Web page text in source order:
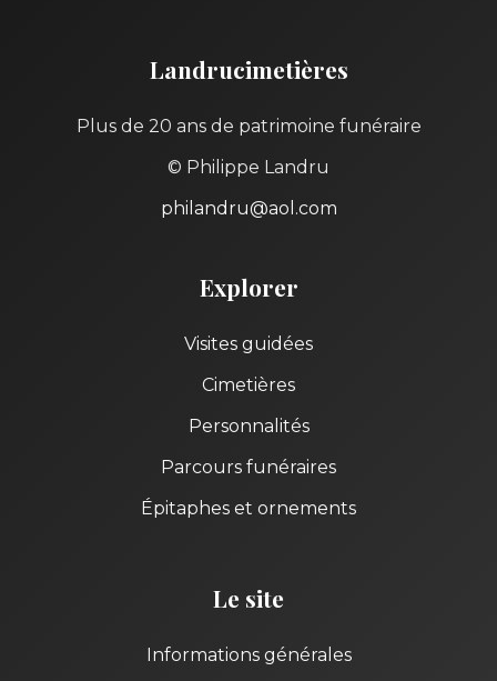
Landrucimetières
Plus de 20 ans de patrimoine funéraire
© Philippe Landru
philandru@aol.com
Explorer
Visites guidées
Cimetières
Personnalités
Parcours funéraires
Épitaphes et ornements
Le site
Informations générales